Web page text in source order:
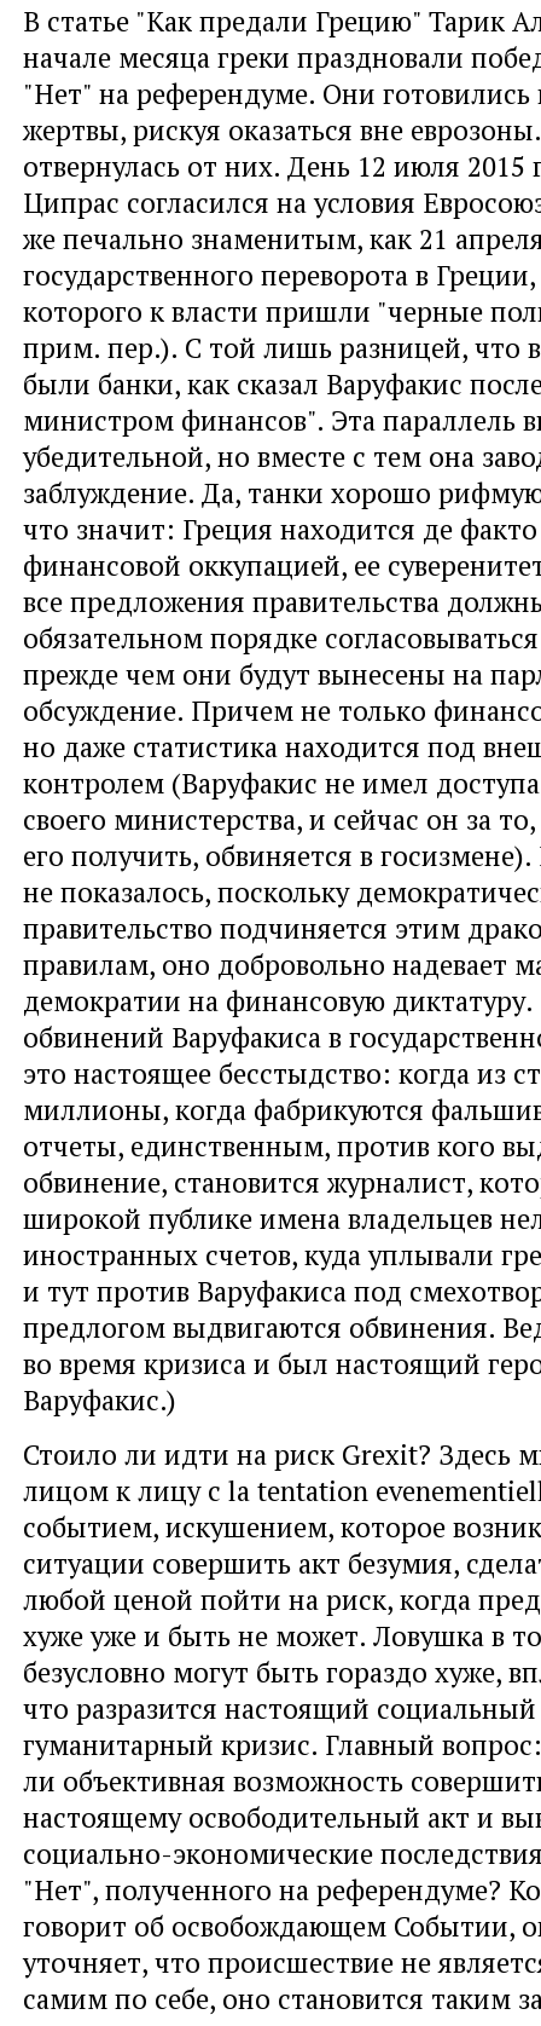
В статье "Как предали Грецию" Тарик
начале месяца греки праздновали
"Нет" на референдуме. Они
жертвы, рискуя оказаться вне
отвернулась от них. День 12 июля 2015
Ципрас согласился на условия
же печально знаменитым, как 21
государственного переворота в Греции,
которого к власти пришли "черные
прим. пер.). С той лишь разницей, что
были банки, как сказал Варуфакис
министром финансов". Эта параллель
убедительной, но вместе с тем она
заблуждение. Да, танки хорошо
что значит: Греция находится де
финансовой оккупацией, ее
все предложения правительства
обязательном порядке
прежде чем они будут вынесены на
обсуждение. Причем не только
но даже статистика находится под
контролем (Варуфакис не имел
своего министерства, и сейчас он за
его получить, обвиняется в
не показалось, поскольку
правительство подчиняется этим
правилам, оно добровольно надевает
демократии на финансовую диктатуру.
обвинений Варуфакиса в
это настоящее бесстыдство: когда из
миллионы, когда фабрикуются
отчеты, единственным, против кого
обвинение, становится журналист,
широкой публике имена владельцев
иностранных счетов, куда уплывали
и тут против Варуфакиса под
предлогом выдвигаются обвинения.
во время кризиса и был настоящий
Варуфакис.)
Стоило ли идти на риск Grexit? Здесь
лицом к лицу с la tentation
событием, искушением, которое
ситуации совершить акт безумия,
любой ценой пойти на риск, когда
хуже уже и быть не может. Ловушка в
безусловно могут быть гораздо хуже,
что разразится настоящий
гуманитарный кризис. Главный
ли объективная возможность
настоящему освободительный акт и
социально-экономические
"Нет", полученного на референдуме?
говорит об освобождающем Событии,
уточняет, что происшествие не
самим по себе, оно становится таким